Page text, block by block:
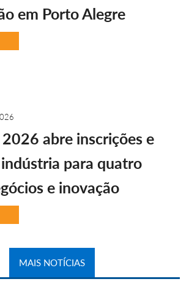
em Porto Alegre
abre inscrições e
para quatro
e inovação
MAIS NOTÍCIAS